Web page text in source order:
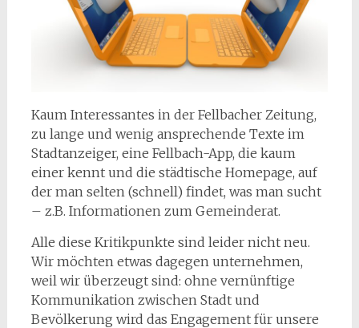
Kaum Interessantes in der Fellbacher Zeitung,
zu lange und wenig ansprechende Texte im
Stadtanzeiger, eine Fellbach-App, die kaum
einer kennt und die städtische Homepage, auf
der man selten (schnell) findet, was man sucht
– z.B. Informationen zum Gemeinderat.
Alle diese Kritikpunkte sind leider nicht neu.
Wir möchten etwas dagegen unternehmen,
weil wir überzeugt sind: ohne vernünftige
Kommunikation zwischen Stadt und
Bevölkerung wird das Engagement für unsere